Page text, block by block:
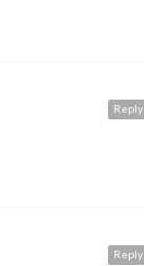
Reply
Reply